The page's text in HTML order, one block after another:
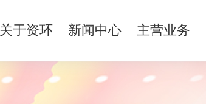
关于资环 新闻中心 主营业务